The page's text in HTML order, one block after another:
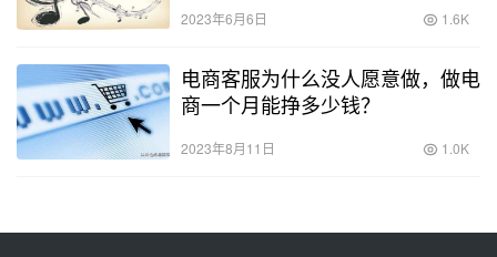
2023年6月6日 1.6K
电商客服为什么没人愿意做，做电
商一个月能挣多少钱？
2023年8月11日 1.0K